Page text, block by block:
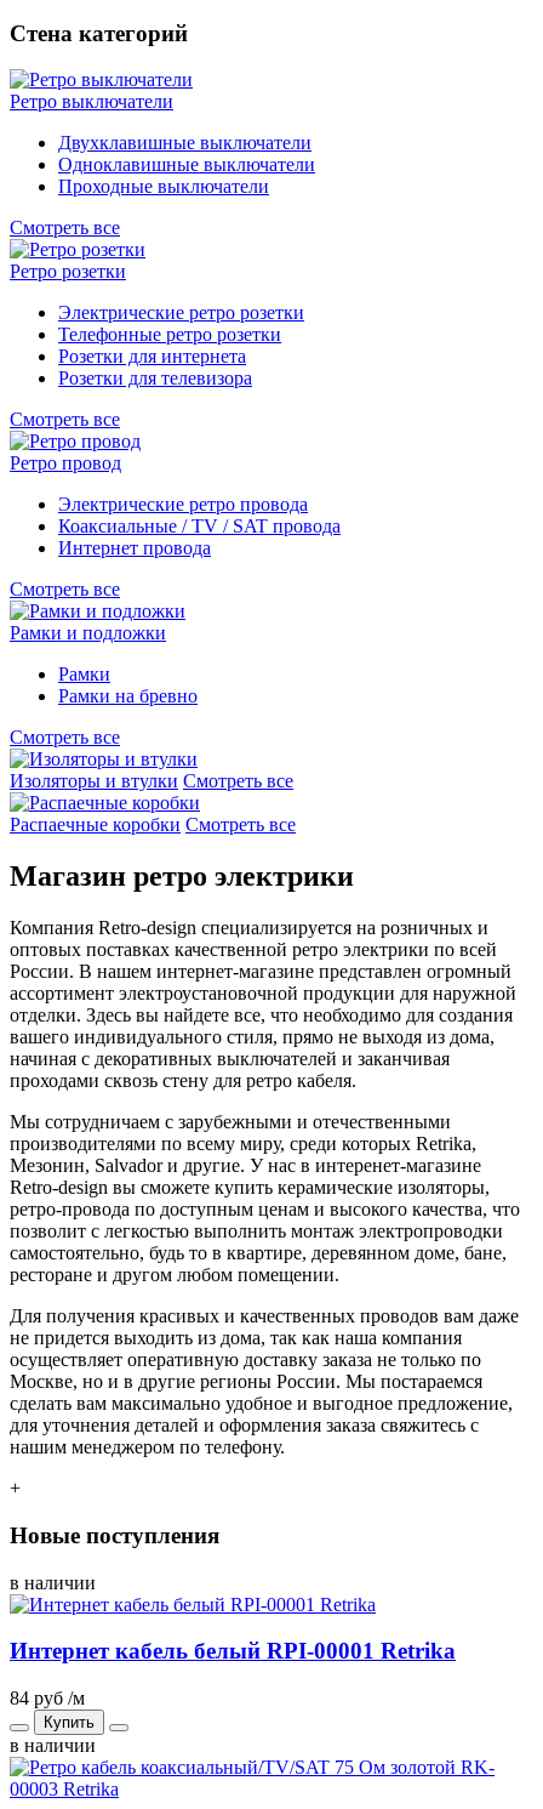
Стена категорий
Ретро выключатели
Двухклавишные выключатели
Одноклавишные выключатели
Проходные выключатели
Смотреть все
Ретро розетки
Электрические ретро розетки
Телефонные ретро розетки
Розетки для интернета
Розетки для телевизора
Смотреть все
Ретро провод
Электрические ретро провода
Коаксиальные / TV / SAT провода
Интернет провода
Смотреть все
Рамки и подложки
Рамки
Рамки на бревно
Смотреть все
Изоляторы и втулки Смотреть все
Распаечные коробки Смотреть все
Магазин ретро электрики
Компания Retro-design специализируется на розничных и
оптовых поставках качественной ретро электрики по всей
России. В нашем интернет-магазине представлен огромный
ассортимент электроустановочной продукции для наружной
отделки. Здесь вы найдете все, что необходимо для создания
вашего индивидуального стиля, прямо не выходя из дома,
начиная с декоративных выключателей и заканчивая
проходами сквозь стену для ретро кабеля.
Мы сотрудничаем с зарубежными и отечественными
производителями по всему миру, среди которых Retrika,
Мезонин, Salvador и другие. У нас в интеренет-магазине
Retro-design вы сможете купить керамические изоляторы,
ретро-провода по доступным ценам и высокого качества, что
позволит с легкостью выполнить монтаж электропроводки
самостоятельно, будь то в квартире, деревянном доме, бане,
ресторане и другом любом помещении.
Для получения красивых и качественных проводов вам даже
не придется выходить из дома, так как наша компания
осуществляет оперативную доставку заказа не только по
Москве, но и в другие регионы России. Мы постараемся
сделать вам максимально удобное и выгодное предложение,
для уточнения деталей и оформления заказа свяжитесь с
нашим менеджером по телефону.
+
Новые поступления
в наличии
Интернет кабель белый RPI-00001 Retrika
84 руб /м
Купить
в наличии